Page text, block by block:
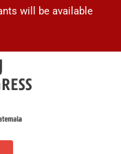
will be available